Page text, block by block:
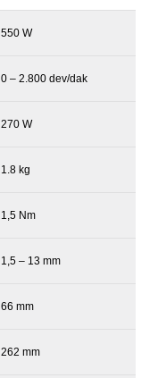
550 W
0 – 2.800 dev/dak
270 W
1.8 kg
1,5 Nm
1,5 – 13 mm
66 mm
262 mm